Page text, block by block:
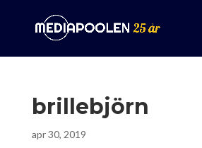
brillebjörn
apr 30, 2019